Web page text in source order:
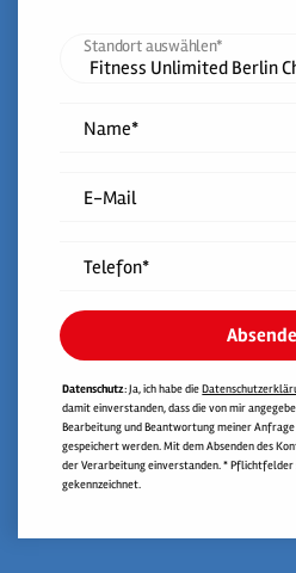
Standort auswählen*
Name*
E-Mail
Telefon*
Datenschutz: Ja, ich habe die
damit einverstanden, dass die von mir
Bearbeitung und Beantwortung meiner
gespeichert werden. Mit dem Absenden des
der Verarbeitung einverstanden. * Pflichtfelder
gekennzeichnet.